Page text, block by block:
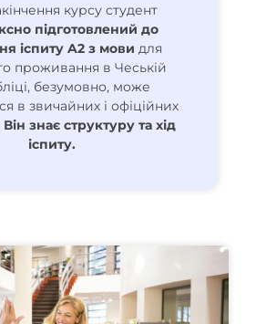
курсу студент
підготовлений до
іспиту A2 з мови для
проживання в Чеській
безумовно, може
в звичайних і офіційних
Він знає структуру та хід
іспиту.